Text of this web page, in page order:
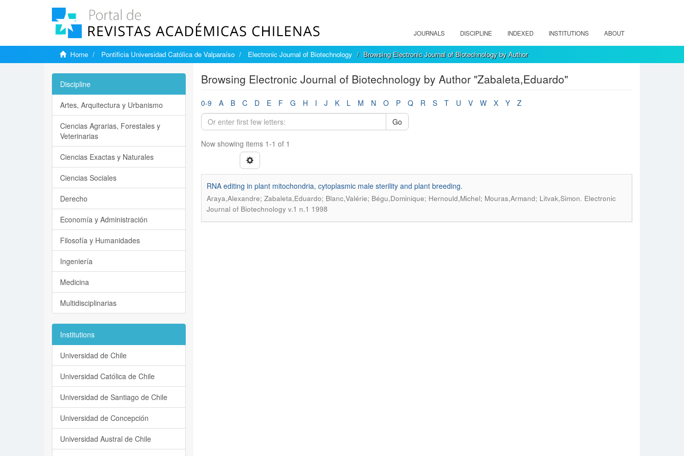
JOURNALS DISCIPLINE INDEXED INSTITUTIONS ABOUT
Home Pontificia Universidad Católica de Valparaíso Electronic Journal of Biotechnology Browsing Electronic Journal of Biotechnology by Author
Browsing Electronic Journal of Biotechnology by Author "Zabaleta,Eduardo"
0-9 A B C D E F G H I J K L M N O P Q R S T U V W X Y
Z
Go
Now showing items 1-1 of 1
RNA editing in plant mitochondria, cytoplasmic male sterility and plant breeding.
Araya,Alexandre; Zabaleta,Eduardo; Blanc,Valérie; Bégu,Dominique; Hernould,Michel; Mouras,Armand; Litvak,Simon. Electronic
Journal of Biotechnology v.1 n.1 1998
Discipline
Artes, Arquitectura y Urbanismo
Ciencias Agrarias, Forestales y
Veterinarias
Ciencias Exactas y Naturales
Ciencias Sociales
Derecho
Economía y Administración
Filosofía y Humanidades
Ingeniería
Medicina
Multidisciplinarias
Institutions
Universidad de Chile
Universidad Católica de Chile
Universidad de Santiago de Chile
Universidad de Concepción
Universidad Austral de Chile